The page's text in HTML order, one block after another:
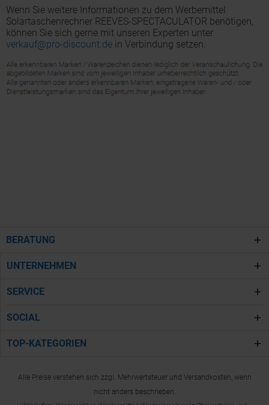
Wenn Sie weitere Informationen zu dem Werbemittel
Solartaschenrechner REEVES-SPECTACULATOR benötigen,
können Sie sich gerne mit unseren Experten unter
verkauf@pro-discount.de in Verbindung setzen.
BERATUNG
UNTERNEHMEN
SERVICE
SOCIAL
TOP-KATEGORIEN
Alle Preise verstehen sich zzgl. Mehrwertsteuer und Versandkosten, wenn
nicht anders beschrieben.